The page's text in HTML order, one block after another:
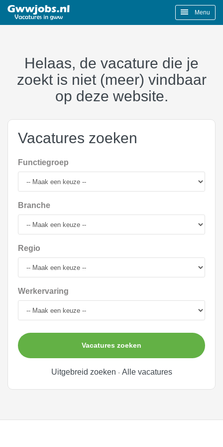
Menu
Helaas, de vacature die je
zoekt is niet (meer) vindbaar
op deze website.
Vacatures zoeken
Functiegroep
Branche
Regio
Werkervaring
Vacatures zoeken
Uitgebreid zoeken - Alle vacatures